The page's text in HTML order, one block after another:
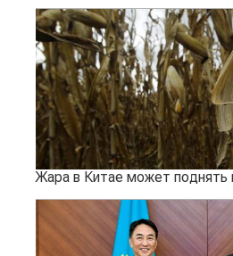
Жара в Китае может поднять